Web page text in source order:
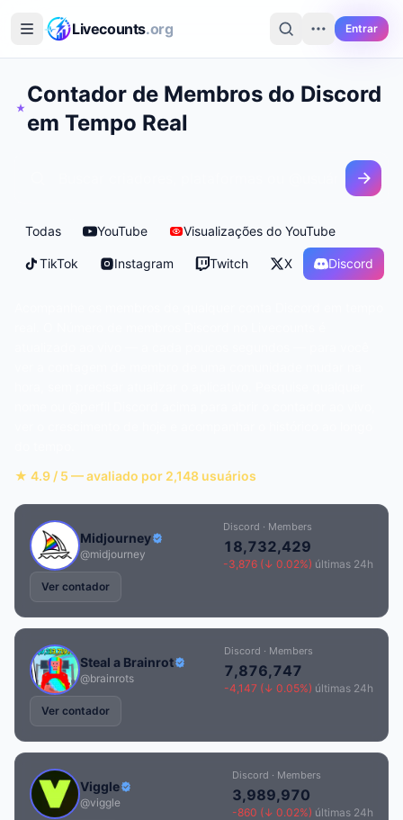
Livecounts.org Entrar
Contador de Membros do Discord
em Tempo Real
Todas YouTube Visualizações do YouTube
TikTok Instagram Twitch X Discord
★ 4.9 / 5 — avaliado por 2,148 usuários
Midjourney
@midjourney
Discord · Members
18,732,429
-3,876 (↓ 0.02%) últimas 24h
Ver contador
Steal a Brainrot
@brainrots
Discord · Members
7,876,747
-4,147 (↓ 0.05%) últimas 24h
Ver contador
Viggle
@viggle
Discord · Members
3,989,970
-860 (↓ 0.02%) últimas 24h